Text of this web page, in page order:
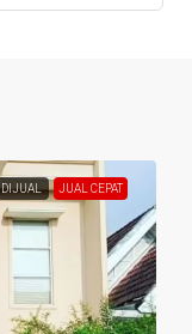
DIJUAL JUAL CEPAT